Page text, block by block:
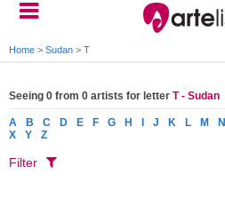
Home > Sudan > T
Seeing 0 from 0 artists for letter T - Sudan
A B C D E F G H J K L M N
X
Y Z
Filter